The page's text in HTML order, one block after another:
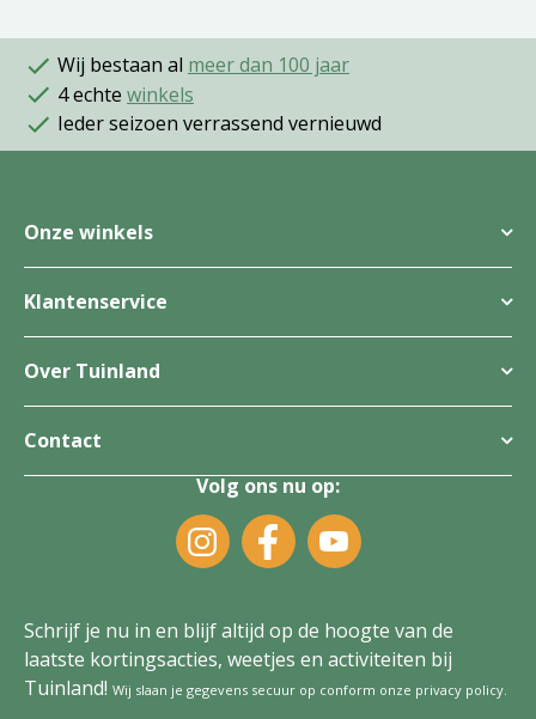
Wij bestaan al meer dan 100 jaar
4 echte winkels
Ieder seizoen verrassend vernieuwd
Onze winkels
Klantenservice
Over Tuinland
Contact
Volg ons nu op:
Schrijf je nu in en blijf altijd op de hoogte van de
laatste kortingsacties, weetjes en activiteiten bij
Tuinland! Wij slaan je gegevens secuur op conform onze privacy policy.